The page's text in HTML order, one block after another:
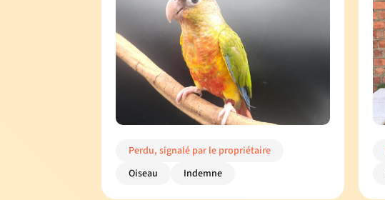
Perdu, signalé par le propriétaire
Oiseau
Indemne